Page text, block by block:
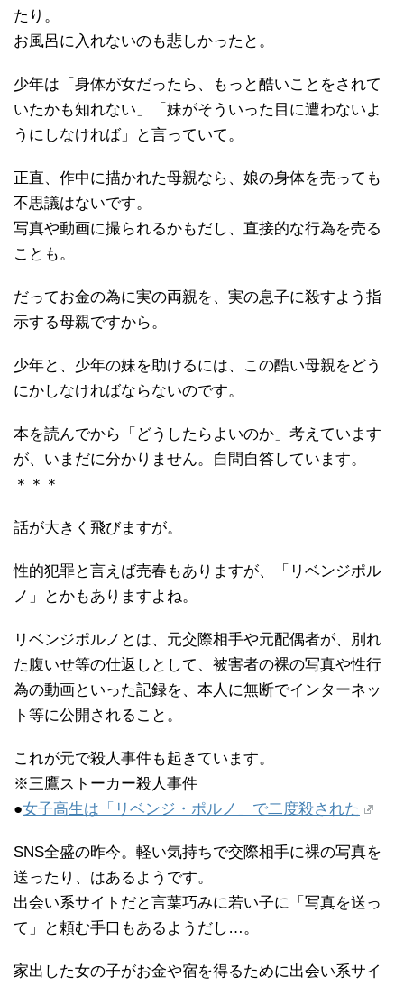
たり。
お風呂に入れないのも悲しかったと。
少年は「身体が女だったら、もっと酷いことをされて
いたかも知れない」「妹がそういった目に遭わないよ
うにしなければ」と言っていて。
正直、作中に描かれた母親なら、娘の身体を売っても
不思議はないです。
写真や動画に撮られるかもだし、直接的な行為を売る
ことも。
だってお金の為に実の両親を、実の息子に殺すよう指
示する母親ですから。
少年と、少年の妹を助けるには、この酷い母親をどう
にかしなければならないのです。
本を読んでから「どうしたらよいのか」考えています
が、いまだに分かりません。自問自答しています。
＊＊＊
話が大きく飛びますが。
性的犯罪と言えば売春もありますが、「リベンジポル
ノ」とかもありますよね。
リベンジポルノとは、元交際相手や元配偶者が、別れ
た腹いせ等の仕返しとして、被害者の裸の写真や性行
為の動画といった記録を、本人に無断でインターネッ
ト等に公開されること。
これが元で殺人事件も起きています。
※三鷹ストーカー殺人事件
●女子高生は「リベンジ・ポルノ」で二度殺された
SNS全盛の昨今。軽い気持ちで交際相手に裸の写真を
送ったり、はあるようです。
出会い系サイトだと言葉巧みに若い子に「写真を送っ
て」と頼む手口もあるようだし…。
家出した女の子がお金や宿を得るために出会い系サイ